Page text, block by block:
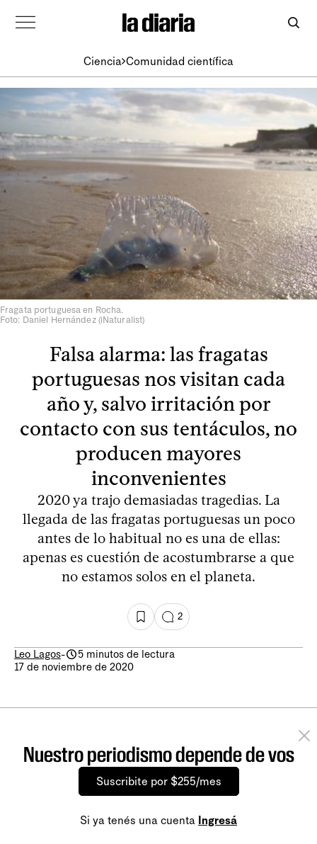
Ciencia Comunidad científica
Fragata portuguesa en Rocha.
Foto: Daniel Hernández (iNaturalist)
Falsa alarma: las fragatas
portuguesas nos visitan cada
año y, salvo irritación por
contacto con sus tentáculos, no
producen mayores
inconvenientes
2020 ya trajo demasiadas tragedias. La
llegada de las fragatas portuguesas un poco
antes de lo habitual no es una de ellas:
apenas es cuestión de acostumbrarse a que
no estamos solos en el planeta.
2
Leo Lagos-
5 minutos de lectura
17 de noviembre de 2020
Nuestro periodismo depende de vos
Suscribite por $255/mes
Si ya tenés una cuenta Ingresá